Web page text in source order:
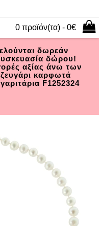
0 προϊόν(τα) - 0€
δωρεάν
δώρου!
αξίας άνω των
καρφωτά
F1252324